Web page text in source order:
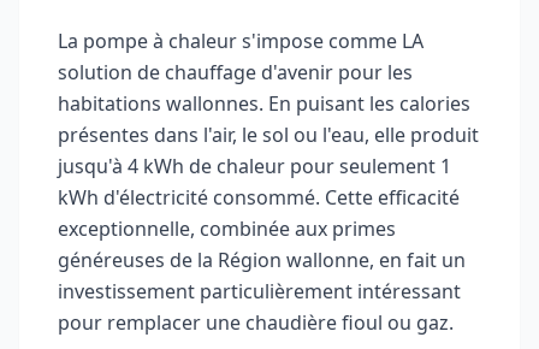
La pompe à chaleur s'impose comme LA
solution de chauffage d'avenir pour les
habitations wallonnes. En puisant les calories
présentes dans l'air, le sol ou l'eau, elle produit
jusqu'à 4 kWh de chaleur pour seulement 1
kWh d'électricité consommé. Cette efficacité
exceptionnelle, combinée aux primes
généreuses de la Région wallonne, en fait un
investissement particulièrement intéressant
pour remplacer une chaudière fioul ou gaz.